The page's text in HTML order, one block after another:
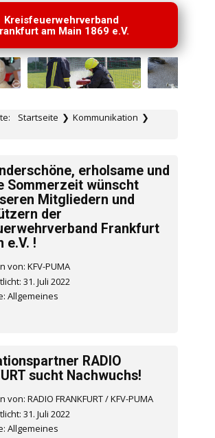
Kreisfeuerwehrverband
am Main 1869 e.V.
Startseite ❯ Kommunikation ❯
erholsame und
Sommerzeit wünscht
Mitgliedern und
der
Frankfurt
e.V. !
von: KFV-PUMA
31. Juli 2022
Allgemeines
RADIO
sucht Nachwuchs!
RADIO FRANKFURT / KFV-PUMA
31. Juli 2022
Allgemeines